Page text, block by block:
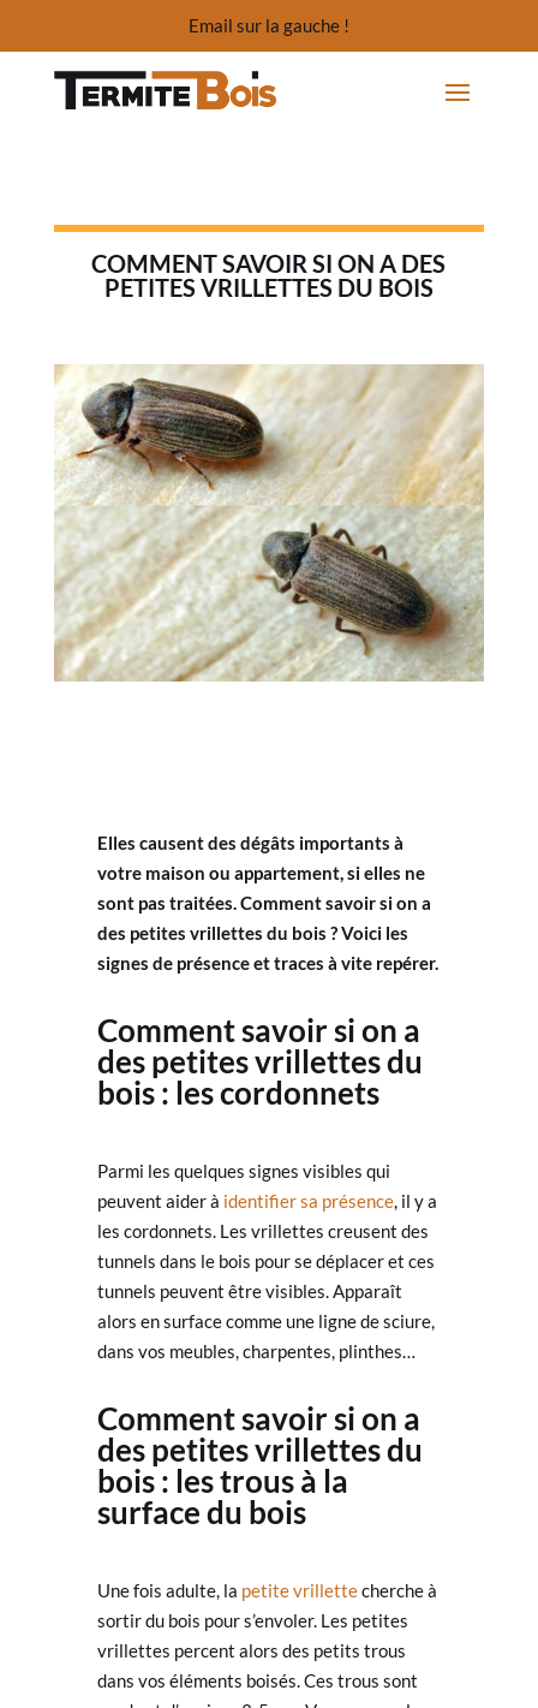
Email sur la gauche !
COMMENT SAVOIR SI ON A DES
PETITES VRILLETTES DU BOIS
Elles causent des dégâts importants à
votre maison ou appartement, si elles ne
sont pas traitées. Comment savoir si on a
des petites vrillettes du bois ? Voici les
signes de présence et traces à vite repérer.
Comment savoir si on a
des petites vrillettes du
bois : les cordonnets
Parmi les quelques signes visibles qui
peuvent aider à identifier sa présence, il y a
les cordonnets. Les vrillettes creusent des
tunnels dans le bois pour se déplacer et ces
tunnels peuvent être visibles. Apparaît
alors en surface comme une ligne de sciure,
dans vos meubles, charpentes, plinthes…
Comment savoir si on a
des petites vrillettes du
bois : les trous à la
surface du bois
Une fois adulte, la petite vrillettecherche à
sortir du bois pour s’envoler. Les petites
vrillettes percent alors des petits trous
dans vos éléments boisés. Ces trous sont